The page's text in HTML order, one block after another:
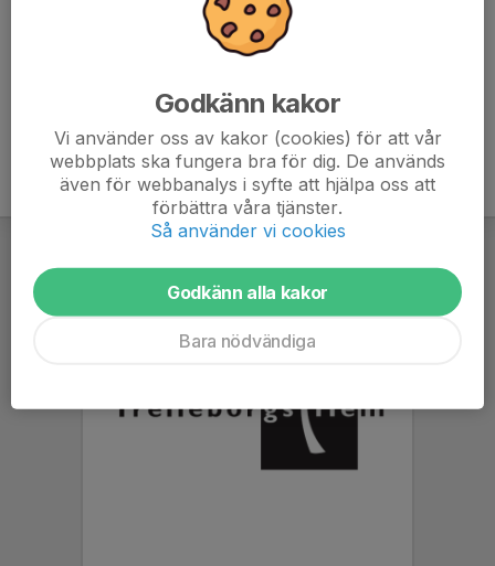
Godkänn kakor
Vi använder oss av kakor (cookies) för att vår
webbplats ska fungera bra för dig. De används
även för webbanalys i syfte att hjälpa oss att
förbättra våra tjänster.
Så använder vi cookies
Godkänn alla kakor
Bara nödvändiga